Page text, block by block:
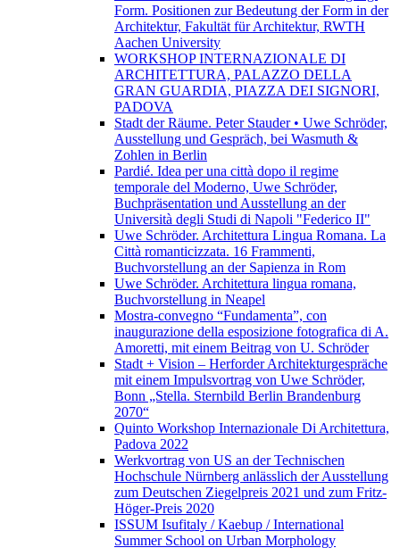
Form. Positionen zur Bedeutung der Form in der
Architektur, Fakultät für Architektur, RWTH
Aachen University
WORKSHOP INTERNAZIONALE DI
ARCHITETTURA, PALAZZO DELLA
GRAN GUARDIA, PIAZZA DEI SIGNORI,
PADOVA
Stadt der Räume. Peter Stauder • Uwe Schröder,
Ausstellung und Gespräch, bei Wasmuth &
Zohlen in Berlin
Pardié. Idea per una città dopo il regime
temporale del Moderno, Uwe Schröder,
Buchpräsentation und Ausstellung an der
Università degli Studi di Napoli "Federico II"
Uwe Schröder. Architettura Lingua Romana. La
Città romanticizzata. 16 Frammenti,
Buchvorstellung an der Sapienza in Rom
Uwe Schröder. Architettura lingua romana,
Buchvorstellung in Neapel
Mostra-convegno “Fundamenta”, con
inaugurazione della esposizione fotografica di A.
Amoretti, mit einem Beitrag von U. Schröder
Stadt + Vision – Herforder Architekturgespräche
mit einem Impulsvortrag von Uwe Schröder,
Bonn „Stella. Sternbild Berlin Brandenburg
2070“
Quinto Workshop Internazionale Di Architettura,
Padova 2022
Werkvortrag von US an der Technischen
Hochschule Nürnberg anlässlich der Ausstellung
zum Deutschen Ziegelpreis 2021 und zum Fritz-
Höger-Preis 2020
ISSUM Isufitaly / Kaebup / International
Summer School on Urban Morphology